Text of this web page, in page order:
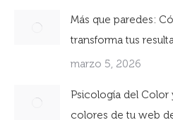
Más que paredes:
transforma tus
marzo 5, 2026
Psicología del
colores de tu web